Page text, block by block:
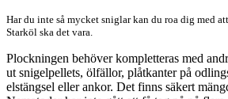
Har du inte så mycket sniglar kan du roa dig med
Starköl ska det vara.
Plockningen behöver kompletteras med
ut snigelpellets, ölfällor, plåtkanter på
elstängsel eller ankor. Det finns säkert